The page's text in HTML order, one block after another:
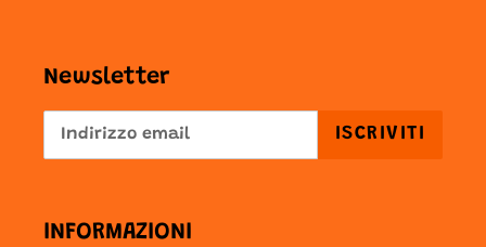
Newsletter
ISCRIVITI
INFORMAZIONI